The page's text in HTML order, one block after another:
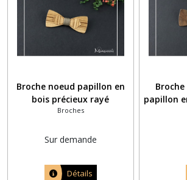
Broche noeud papillon en
bois précieux rayé
Broches
Sur demande
Détails
papillon